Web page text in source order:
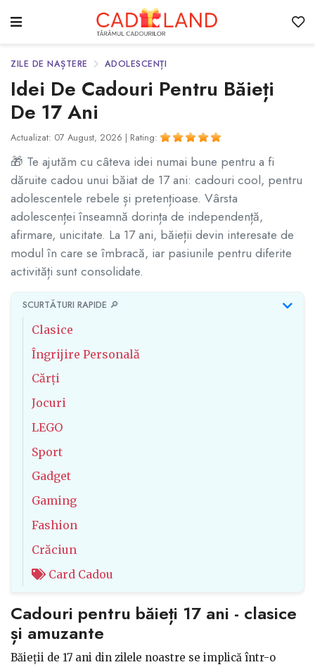
ZILE DE NAȘTERE ADOLESCENȚI
Idei De Cadouri Pentru Băieți
De 17 Ani
Actualizat: 07 August, 2026 | Rating:
🎁 Te ajutăm cu câteva idei numai bune pentru a fi
dăruite cadou unui băiat de 17 ani: cadouri cool, pentru
adolescentele rebele și pretențioase. Vârsta
adolescenței înseamnă dorința de independență,
afirmare, unicitate. La 17 ani, băieții devin interesate de
modul în care se îmbracă, iar pasiunile pentru diferite
activități sunt consolidate.
SCURTĂTURI RAPIDE 🔎
Clasice
Îngrijire Personală
Cărți
Jocuri
LEGO
Sport
Gadget
Gaming
Fashion
Crăciun
Card Cadou
Cadouri pentru băieți 17 ani - clasice
și amuzante
Băieții de 17 ani din zilele noastre se implică într-o